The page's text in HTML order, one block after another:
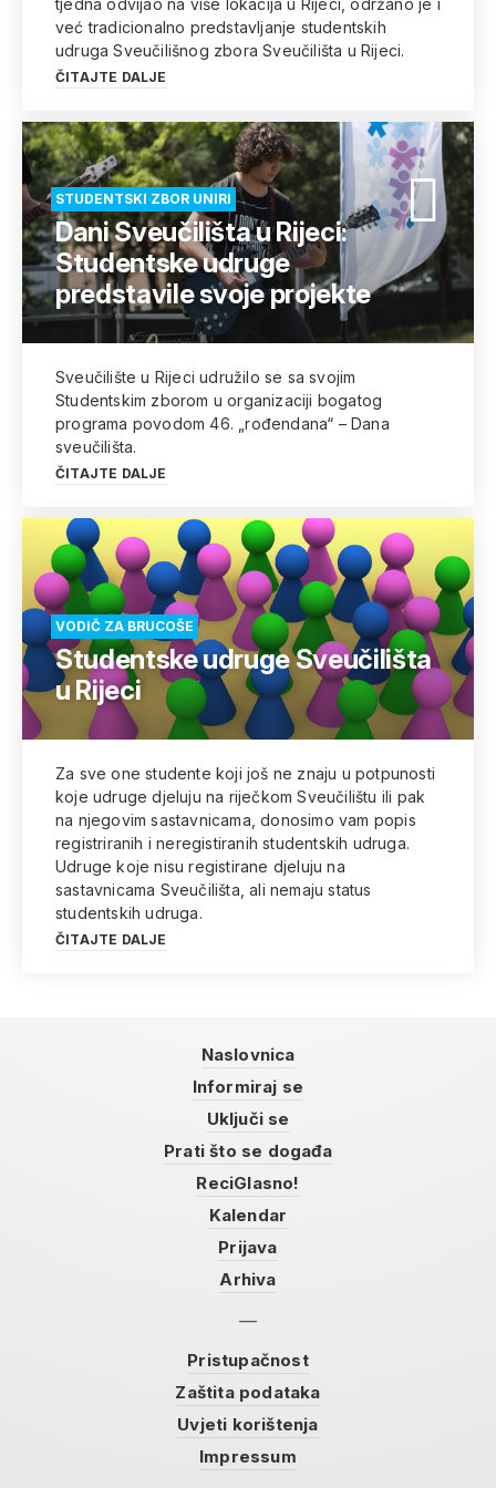
tjedna odvijao na više lokacija u Rijeci, održano je i
već tradicionalno predstavljanje studentskih
udruga Sveučilišnog zbora Sveučilišta u Rijeci.
ČITAJTE DALJE
STUDENTSKI ZBOR UNIRI
Dani Sveučilišta u Rijeci:
Studentske udruge
predstavile svoje projekte
Sveučilište u Rijeci udružilo se sa svojim
Studentskim zborom u organizaciji bogatog
programa povodom 46. „rođendana“ – Dana
sveučilišta.
ČITAJTE DALJE
VODIČ ZA BRUCOŠE
Studentske udruge Sveučilišta
u Rijeci
Za sve one studente koji još ne znaju u potpunosti
koje udruge djeluju na riječkom Sveučilištu ili pak
na njegovim sastavnicama, donosimo vam popis
registriranih i neregistiranih studentskih udruga.
Udruge koje nisu registirane djeluju na
sastavnicama Sveučilišta, ali nemaju status
studentskih udruga.
ČITAJTE DALJE
Naslovnica
Informiraj se
Uključi se
Prati što se događa
ReciGlasno!
Kalendar
Prijava
Arhiva
Pristupačnost
Zaštita podataka
Uvjeti korištenja
Impressum